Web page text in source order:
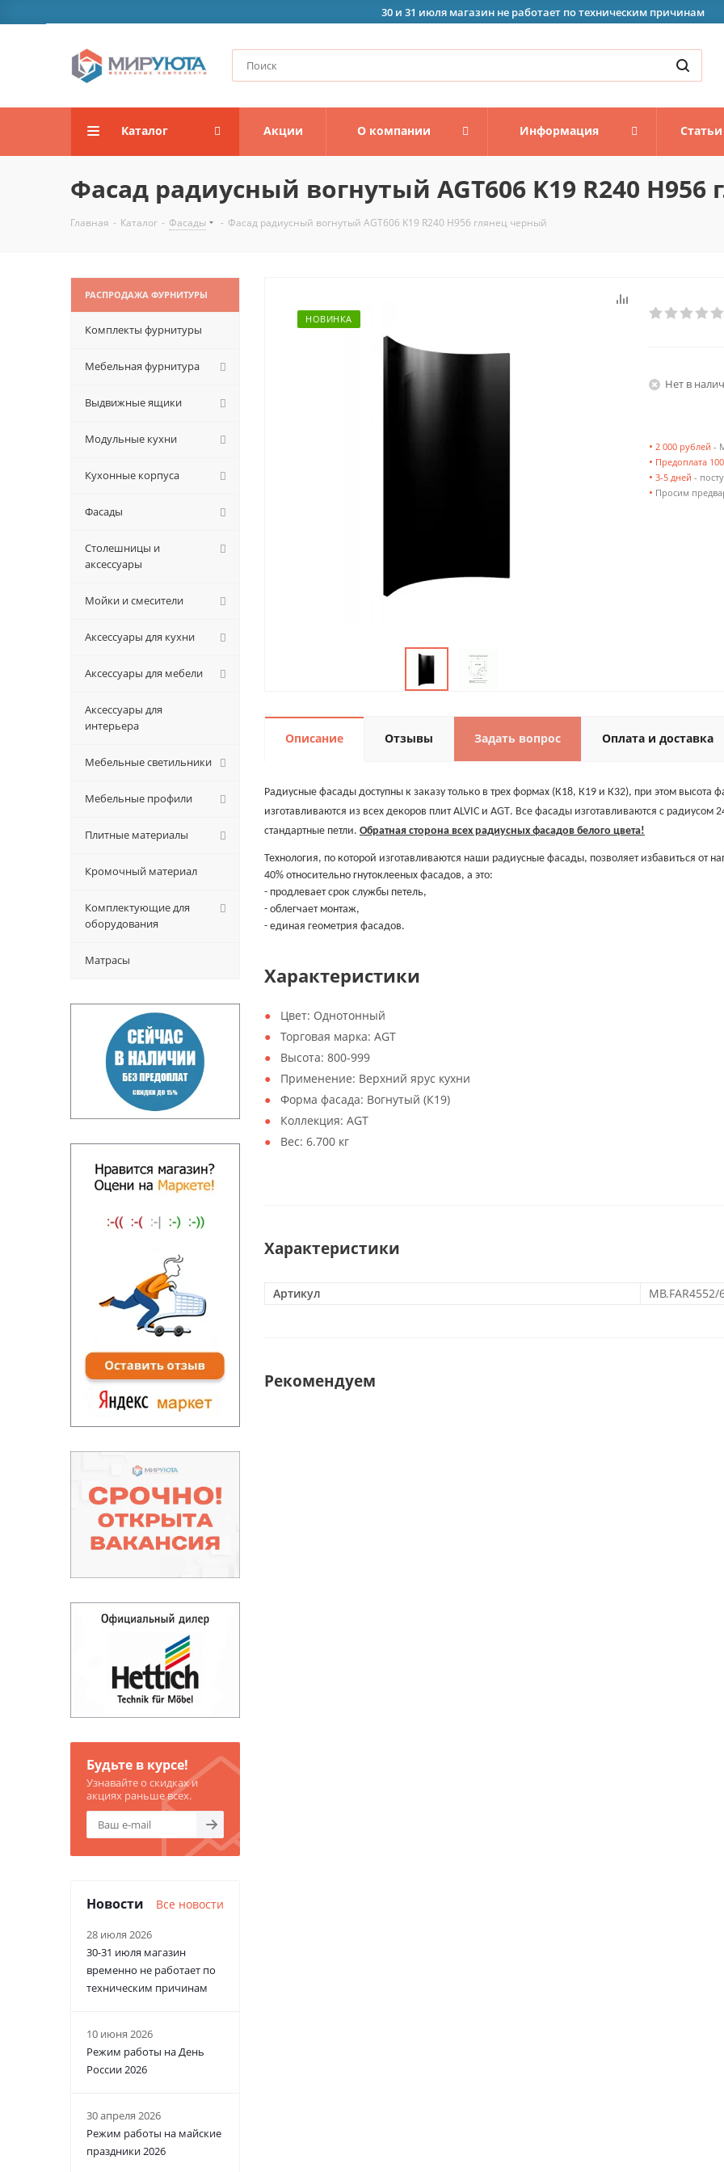
30 и 31 июля магазин не работает по техническим причинам
Каталог Акции О компании Информация Статьи
Фасад радиусный вогнутый AGT606 K19 R240
Главная - Каталог - Фасады - Фасад радиусный вогнутый AGT606 K19 R240 H956 глянец черный
НОВИНКА
Нет в
• 2 000 рублей -
• Предоплата
• 3-5 дней -
• Просим
Описание Отзывы Задать вопрос Оплата и доставка
Радиусные фасады доступны к заказу только в трех формах (К18, К19 и К32), при этом
изготавливаются из всех декоров плитALVIC и AGT. Все фасады изготавливаются с радиусом
стандартные петли. Обратная сторона всех радиусных фасадов белого цвета!
Технология, по которой изготавливаются наши радиусные фасады, позволяет избавиться от
40% относительно гнутоклееных фасадов, а это:
- продлевает срок службы петель,
- облегчает монтаж,
- единая геометрия фасадов.
Характеристики
Цвет: Однотонный
Торговая марка: AGT
Высота: 800-999
Применение: Верхний ярус кухни
Форма фасада: Вогнутый (К19)
Коллекция: AGT
Вес: 6.700 кг
Характеристики
Артикул
Рекомендуем
РАСПРОДАЖА ФУРНИТУРЫ
Комплекты фурнитуры
Мебельная фурнитура
Выдвижные ящики
Модульные кухни
Кухонные корпуса
Фасады
Столешницы и
аксессуары
Мойки и смесители
Аксессуары для кухни
Аксессуары для мебели
Аксессуары для
интерьера
Мебельные светильники
Мебельные профили
Плитные материалы
Кромочный материал
Комплектующие для
оборудования
Матрасы
Будьте в курсе!
Узнавайте о скидках и
акциях раньше всех.
Новости Все новости
28 июля 2026
30-31 июля магазин
временно не работает по
техническим причинам
10 июня 2026
Режим работы на День
России 2026
30 апреля 2026
Режим работы на майские
праздники 2026